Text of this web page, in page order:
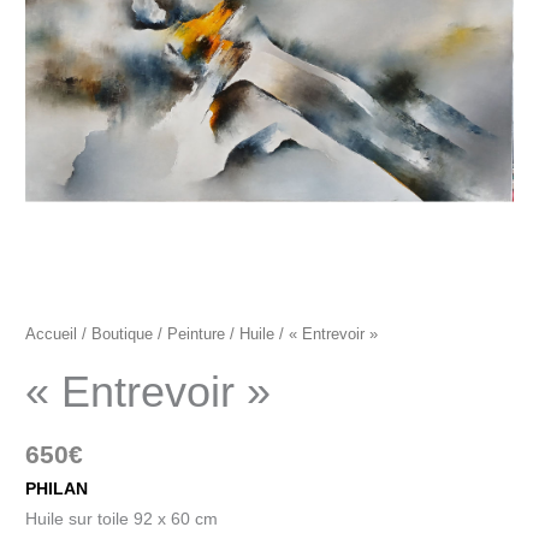
Accueil / Boutique / Peinture / Huile / « Entrevoir »
« Entrevoir »
650€
PHILAN
Huile sur toile 92 x 60 cm